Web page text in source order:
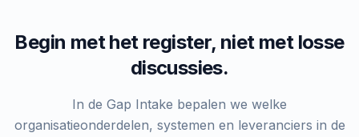
Begin met het register, niet met losse
discussies.
In de Gap Intake bepalen we welke
organisatieonderdelen, systemen en leveranciers in de